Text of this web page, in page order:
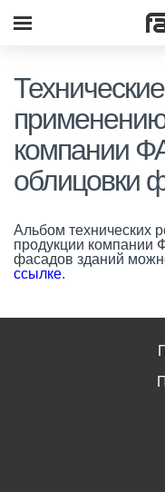
компании
облицовки
Альбом технических
продукции
фасадов зданий
ссылке.